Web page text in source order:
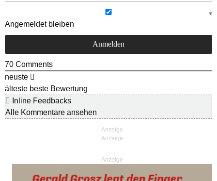
Angemeldet bleiben
70 Comments
neuste
älteste beste Bewertung
Inline Feedbacks
Alle Kommentare ansehen
Anzeige